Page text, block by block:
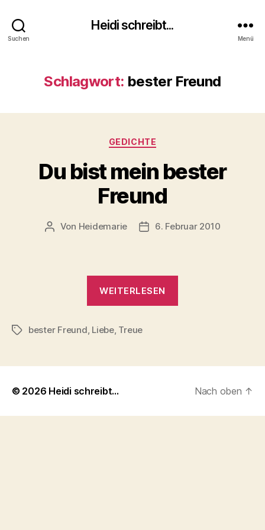
Suchen
Heidi schreibt...
Menü
Schlagwort: bester Freund
Kategorien
GEDICHTE
Du bist mein bester
Freund
Beitragsautor
Von Heidemarie Veröffentlichungsdatum
6. Februar 2010
WEITERLESEN
Schlagwörter
bester Freund, Liebe, Treue
© 2026 Heidi schreibt… Nach oben ↑